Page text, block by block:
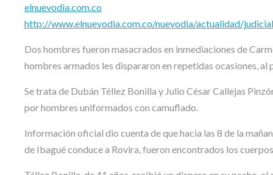
elnuevodia.com.co
http://www.elnuevodia.com.co/nuevodia/actualidad/
Dos hombres fueron masacrados en inmediaciones de
hombres armados les dispararon en repetidas ocasiones, al
Se trata de Dubán Téllez Bonilla y Julio César Callejas
por hombres uniformados con camuflado.
Información oficial dio cuenta de que hacia las 8 de la
de Ibagué conduce a Rovira, fueron encontrados los